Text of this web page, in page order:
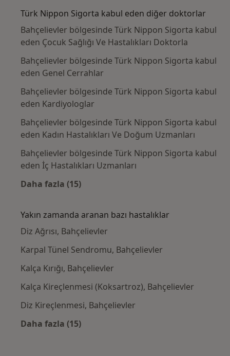
Türk Nippon Sigorta kabul eden diğer doktorlar
Bahçelievler bölgesinde Türk Nippon Sigorta kabul
eden Çocuk Sağlığı Ve Hastalıkları Doktorla
Bahçelievler bölgesinde Türk Nippon Sigorta kabul
eden Genel Cerrahlar
Bahçelievler bölgesinde Türk Nippon Sigorta kabul
eden Kardiyologlar
Bahçelievler bölgesinde Türk Nippon Sigorta kabul
eden Kadın Hastalıkları Ve Doğum Uzmanları
Bahçelievler bölgesinde Türk Nippon Sigorta kabul
eden İç Hastalıkları Uzmanları
Daha fazla (15)
Yakın zamanda aranan bazı hastalıklar
Diz Ağrısı, Bahçelievler
Karpal Tünel Sendromu, Bahçelievler
Kalça Kırığı, Bahçelievler
Kalça Kireçlenmesi (Koksartroz), Bahçelievler
Diz Kireçlenmesi, Bahçelievler
Daha fazla (15)